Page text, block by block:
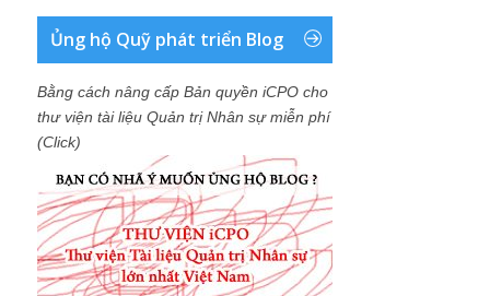
Ủng hộ Quỹ phát triển Blog
Bằng cách nâng cấp Bản quyền iCPO cho
thư viện tài liệu Quản trị Nhân sự miễn phí
(Click)